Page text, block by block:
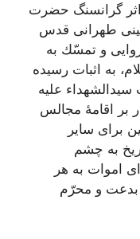
اثر گرانسنگ حضرت
طهرانی قدس
روايى و تمسّك به
به اثبات رسیده
علیه
بر اقامۀ مجالس
براى ساير
به چشم
اموات به هر
بدعت و محرّم